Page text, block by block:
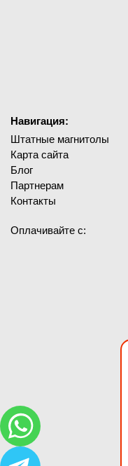
Навигация:
Штатные магнитолы
Карта сайта
Блог
Партнерам
Контакты
Оплачивайте с: